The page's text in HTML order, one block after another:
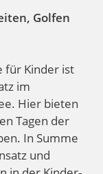
Golfen
für Kinder ist
im
Hier bieten
Tagen der
In Summe
und